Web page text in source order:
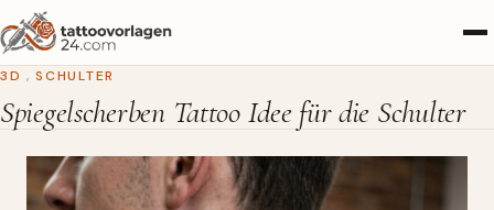
3D , SCHULTER
Spiegelscherben Tattoo Idee für die Schulter